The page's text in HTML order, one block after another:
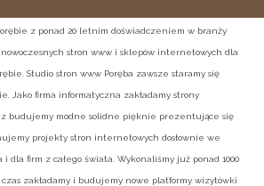
z ponad 20 letnim doświadczeniem w branży
stron www i sklepów internetowych dla
Studio stron www Poręba zawsze staramy się
Jako firma informatyczna zakładamy strony
budujemy modne solidne pięknie prezentujące się
projekty stron internetowych dosłownie we
dla firm z całego świata. Wykonaliśmy już ponad 1000
zakładamy i budujemy nowe platformy wizytówki